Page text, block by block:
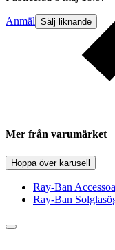
Anmäl Sälj liknande
Mer från varumärket
Hoppa över karusell
Ray-Ban
Ray-Ban